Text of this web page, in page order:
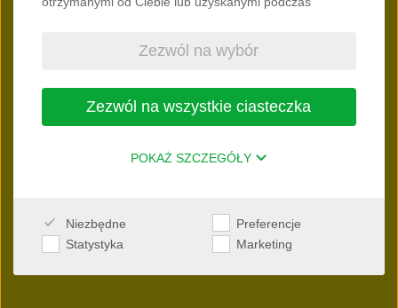
Zezwól na wybór
Zezwól na wszystkie ciasteczka
POKAŻ SZCZEGÓŁY
Niezbędne
Preferencje
Statystyka
Marketing
NEW
Interton Spark
Dowiedz się więcej